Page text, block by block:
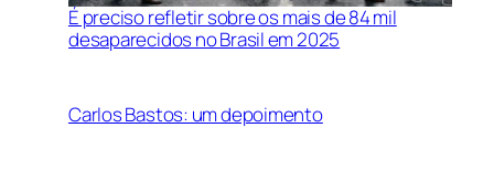
É preciso refletir sobre os mais de 84 mil
desaparecidos no Brasil em 2025
Carlos Bastos: um depoimento